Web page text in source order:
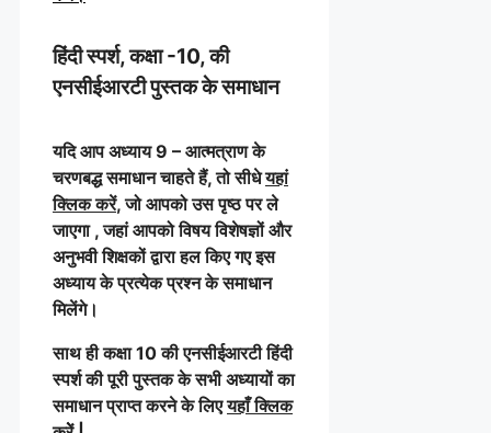
हिंदी स्पर्श, कक्षा -10, की
एनसीईआरटी पुस्तक के समाधान
यदि आप अध्याय 9 – आत्मत्राण के
चरणबद्ध समाधान चाहते हैं, तो सीधेयहां
क्लिक करें, जो आपको उस पृष्ठ पर ले
जाएगा , जहां आपको विषय विशेषज्ञों और
अनुभवी शिक्षकों द्वारा हल किए गए इस
अध्याय के प्रत्येक प्रश्न के समाधान
मिलेंगे।
साथ ही कक्षा 10 की एनसीईआरटी हिंदी
स्पर्श की पूरी पुस्तक के सभी अध्यायों का
समाधान प्राप्त करने के लिएयहाँ क्लिक